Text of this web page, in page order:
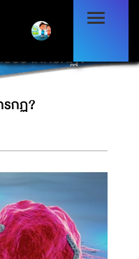
รือราศีกรกฏ?
รกฏ?